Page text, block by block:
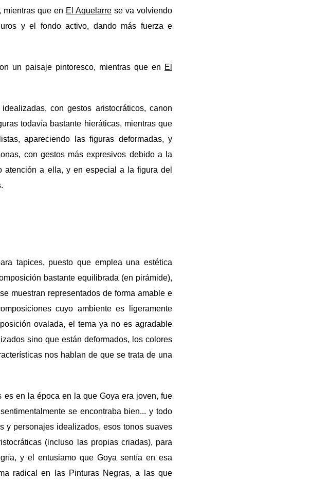
mientras que en El Aquelarre se va volviendo
y el fondo activo, dando más fuerza e
un paisaje pintoresco, mientras que en El
con gestos aristocráticos, canon
todavía bastante hieráticas, mientras que
apareciendo las figuras deformadas, y
con gestos más expresivos debido a la
atención a ella, y en especial a la figura del
tapices, puesto que emplea una estética
bastante equilibrada (en pirámide),
muestran representados de forma amable e
cuyo ambiente es ligeramente
ovalada, el tema ya no es agradable
sino que están deformados, los colores
nos hablan de que se trata de una
en la época en la que Goya era joven, fue
se encontraba bien... y todo
y personajes idealizados, esos tonos suaves
(incluso las propias criadas), para
y el entusiamo que Goya sentía en esa
radical en las Pinturas Negras, a las que